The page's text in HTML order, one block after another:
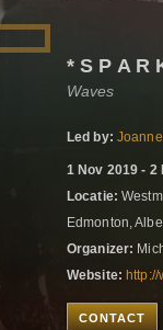
* S P A R
Waves
Led by:
1 Nov 2019 - 2
Locatie:
Edmonton,
Organizer:
Website:
CONTACT